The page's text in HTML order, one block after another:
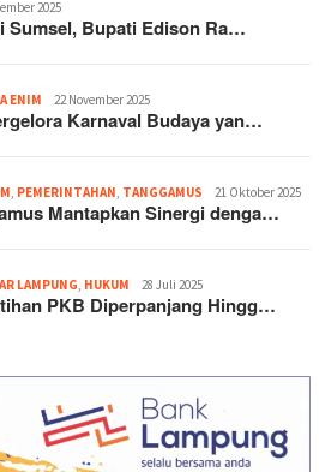
2025
Sumsel, Bupati Edison Ra…
ENIM 22 November 2025
Karnaval Budaya yan…
, PEMERINTAHAN, TANGGAMUS 21 Oktober 2025
Mantapkan Sinergi denga…
LAMPUNG, HUKUM 28 Juli 2025
PKB Diperpanjang Hingg…